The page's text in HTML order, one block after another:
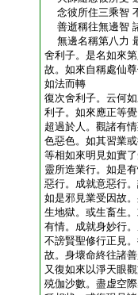
念彼所住三乘智
善逝稱往無邊智
無邊名稱第八力
舍利子。是名如來
故。如來自稱處仙
如法而轉
復次舍利子。云何
利子。如來應正等
超過於人。觀諸有
色惡色。如其習業
等相如來明見如實
靈所造業行。如是
惡行。成就意惡行
如是邪見業受因故
生地獄。或生畜生
有情。成就身妙行
不謗賢聖修行正見
故。身壞命終往諸
又復如來以淨天眼
殑伽沙數。盡虚空